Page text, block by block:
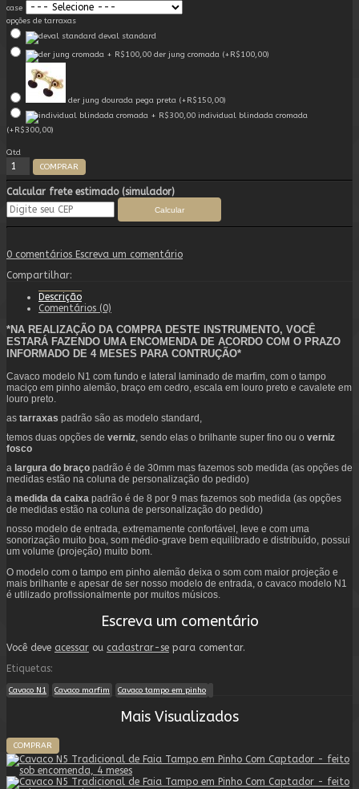
case
opções de tarraxas
deval standard
der jung cromada (+R$100,00)
der jung dourada pega preta (+R$150,00)
individual blindada cromada
(+R$300,00)
Qtd
COMPRAR
Calcular frete estimado (simulador)
0 comentários Escreva um comentário
Compartilhar:
Descrição
Comentários (0)
*NA REALIZAÇÃO DA COMPRA DESTE INSTRUMENTO, VOCÊ
ESTARÁ FAZENDO UMA ENCOMENDA DE ACORDO COM O PRAZO
INFORMADO DE 4 MESES PARA CONTRUÇÃO*
Cavaco modelo N1 com fundo e lateral laminado de marfim, com o tampo
maciço em pinho alemão, braço em cedro, escala em louro preto e cavalete em
louro preto.
as tarraxas padrão são as modelo standard,
temos duas opções de verniz, sendo elas o brilhante super fino ou o verniz
fosco
a largura do braço padrão é de 30mm mas fazemos sob medida (as opções de
medidas estão na coluna de personalização do pedido)
a medida da caixa padrão é de 8 por 9 mas fazemos sob medida (as opções
de medidas estão na coluna de personalização do pedido)
nosso modelo de entrada, extremamente confortável, leve e com uma
sonorização muito boa, som médio-grave bem equilibrado e distribuído, possui
um volume (projeção) muito bom.
O modelo com o tampo em pinho alemão deixa o som com maior projeção e
mais brilhante e apesar de ser nosso modelo de entrada, o cavaco modelo N1
é utilizado profissionalmente por muitos músicos.
Escreva um comentário
Você deve acessar ou cadastrar-se para comentar.
Etiquetas:
Cavaco N1 Cavaco marfim Cavaco tampo em pinho
Mais Visualizados
COMPRAR